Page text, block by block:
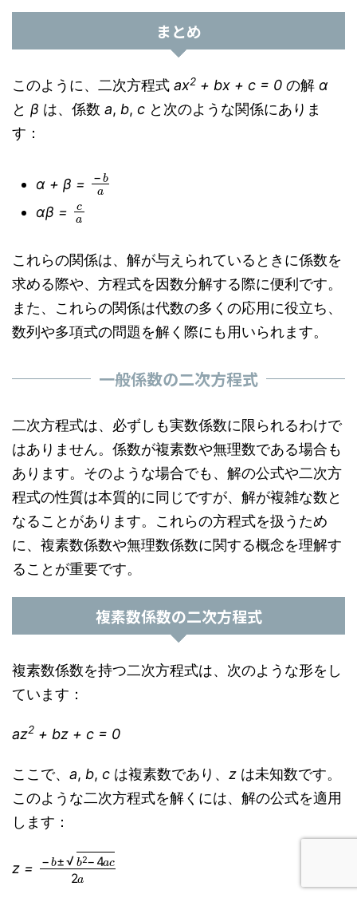
まとめ
このように、二次方程式 ax2 + bx + c = 0 の解 α
と β は、係数 a, b, c と次のような関係にありま
す：
α + β =
b
αβ =
ca
これらの関係は、解が与えられているときに係数を
求める際や、方程式を因数分解する際に便利です。
また、これらの関係は代数の多くの応用に役立ち、
数列や多項式の問題を解く際にも用いられます。
一般係数の二次方程式
二次方程式は、必ずしも実数係数に限られるわけで
はありません。係数が複素数や無理数である場合も
あります。そのような場合でも、解の公式や二次方
程式の性質は本質的に同じですが、解が複雑な数と
なることがあります。これらの方程式を扱うため
に、複素数係数や無理数係数に関する概念を理解す
ることが重要です。
複素数係数の二次方程式
複素数係数を持つ二次方程式は、次のような形をし
ています：
az2 + bz + c = 0
ここで、 a, b, c は複素数であり、 z は未知数です。
このような二次方程式を解くには、解の公式を適用
します：
z =
b±b2−4